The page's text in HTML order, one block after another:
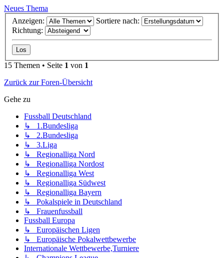
Neues Thema
Anzeigen:
Sortiere nach:
Richtung:
15 Themen • Seite 1 von 1
Zurück zur Foren-Übersicht
Gehe zu
Fussball Deutschland
↳ 1.Bundesliga
↳ 2.Bundesliga
↳ 3.Liga
↳ Regionalliga Nord
↳ Regionalliga Nordost
↳ Regionalliga West
↳ Regionalliga Südwest
↳ Regionalliga Bayern
↳ Pokalspiele in Deutschland
↳ Frauenfussball
Fussball Europa
↳ Europäischen Ligen
↳ Europäische Pokalwettbewerbe
Internationale Wettbewerbe,Turniere